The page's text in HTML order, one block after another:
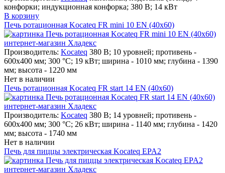
конфорки; индукционная конфорка; 380 В; 14 кВт
В корзину
Печь ротационная Kocateq FR mini 10 EN (40x60)
Производитель: Kocateq 380 В; 10 уровней; противень -
600х400 мм; 300 °С; 19 кВт; ширина - 1010 мм; глубина - 1390
мм; высота - 1220 мм
Нет в наличии
Печь ротационная Kocateq FR start 14 EN (40x60)
Производитель: Kocateq 380 В; 14 уровней; противень -
600х400 мм; 300 °С; 26 кВт; ширина - 1140 мм; глубина - 1420
мм; высота - 1740 мм
Нет в наличии
Печь для пиццы электрическая Kocateq EPA2